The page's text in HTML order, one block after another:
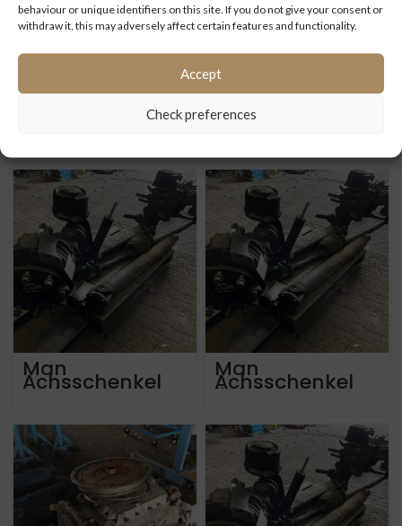
behaviour or unique identifiers on this site. If you do not give your consent or
withdraw it, this may adversely affect certain features and functionality.
Accept
Check preferences
Hinterachse ZF
AV 132/90 5,13
A20, A21, A23
Man 2066
Zylinderkopf
Weitere Man
Zylinderkopf
Man
Achsschenkel
rechts
Man
Achsschenkel
links